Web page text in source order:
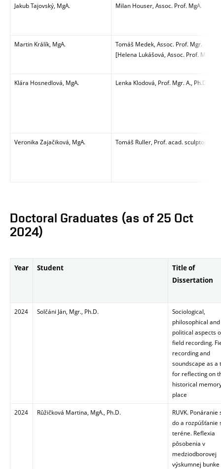
Jakub Tajovský, MgA. Milan Houser, Assoc. Prof. MgA.
Martin Králík, MgA.
Tomáš Medek, Assoc. Prof. Mgr.
[Helena Lukášová, Assoc. Prof. Mgr.,
Klára Hosnedlová, MgA. Lenka Klodová, Prof. Mgr. A., Ph.D.
Veronika Zajačiková, MgA. Tomáš Ruller, Prof. acad. sculptor
Doctoral Graduates (as of 25 Oct
2024)
Year Student
Title of
Dissertation​
2024 Solčáni Ján, Mgr., Ph.D.
Sociological,
philosophical and
political aspects
field recording.
recording and
soundscape as a
for reflecting on
historical
place
2024 Růžičková Martina, MgA., Ph.D.
RUVK. Ponáranie
do a rozpúšťanie
teréne. Reflexia
pôsobenia v
medziodborovej
výskumnej bunke